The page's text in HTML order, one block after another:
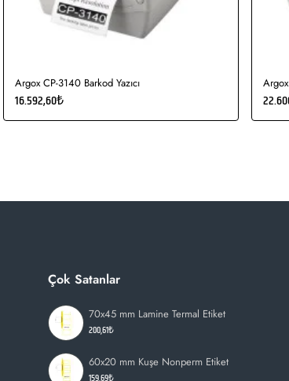
Argox CP-3140 Barkod Yazıcı
16.592,60₺
Çok Satanlar
70x45 mm Lamine Termal Etiket
200,61₺
60x20 mm Kuşe Nonperm Etiket